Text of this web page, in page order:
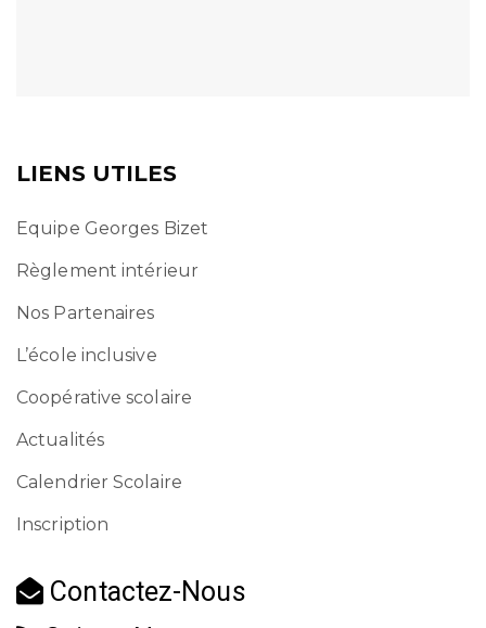
LIENS UTILES
Equipe Georges Bizet
Règlement intérieur
Nos Partenaires
L’école inclusive
Coopérative scolaire
Actualités
Calendrier Scolaire
Inscription
Contactez-Nous